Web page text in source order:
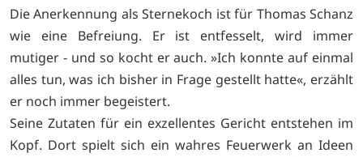
Die Anerkennung als Sternekoch ist für Thomas Schanz
wie eine Befreiung. Er ist entfesselt, wird immer
mutiger - und so kocht er auch. »Ich konnte auf einmal
alles tun, was ich bisher in Frage gestellt hatte«, erzählt
er noch immer begeistert.
Seine Zutaten für ein exzellentes Gericht entstehen im
Kopf. Dort spielt sich ein wahres Feuerwerk an Ideen